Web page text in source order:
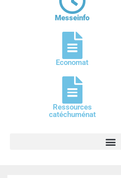
Messeinfo
Economat
Ressources
catéchuménat